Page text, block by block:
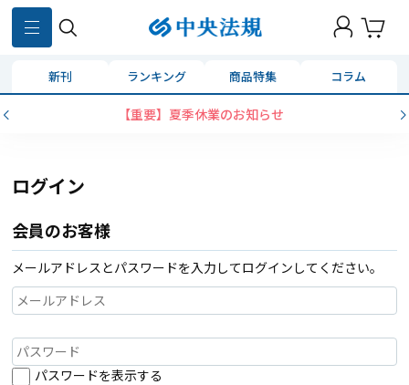
新刊 ランキング 商品特集 コラム
【重要】夏季休業のお知らせ
ログイン
会員のお客様
メールアドレスとパスワードを入力してログインしてください。
パスワードを表示する